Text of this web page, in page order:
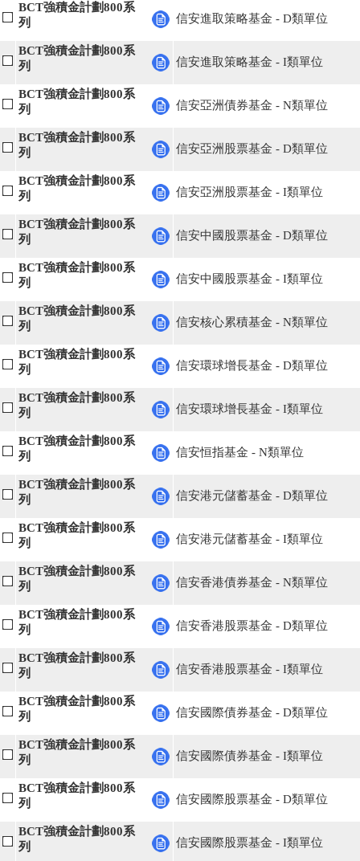
BCT強積金計劃800系
列
信安進取策略基金 - D類單位
BCT強積金計劃800系
列
信安進取策略基金 - I類單位
BCT強積金計劃800系
列
信安亞洲債券基金 - N類單位
BCT強積金計劃800系
列
信安亞洲股票基金 - D類單位
BCT強積金計劃800系
列
信安亞洲股票基金 - I類單位
BCT強積金計劃800系
列
信安中國股票基金 - D類單位
BCT強積金計劃800系
列
信安中國股票基金 - I類單位
BCT強積金計劃800系
列
信安核心累積基金 - N類單位
BCT強積金計劃800系
列
信安環球增長基金 - D類單位
BCT強積金計劃800系
列
信安環球增長基金 - I類單位
BCT強積金計劃800系
列
信安恒指基金 - N類單位
BCT強積金計劃800系
列
信安港元儲蓄基金 - D類單位
BCT強積金計劃800系
列
信安港元儲蓄基金 - I類單位
BCT強積金計劃800系
列
信安香港債券基金 - N類單位
BCT強積金計劃800系
列
信安香港股票基金 - D類單位
BCT強積金計劃800系
列
信安香港股票基金 - I類單位
BCT強積金計劃800系
列
信安國際債券基金 - D類單位
BCT強積金計劃800系
列
信安國際債券基金 - I類單位
BCT強積金計劃800系
列
信安國際股票基金 - D類單位
BCT強積金計劃800系
列
信安國際股票基金 - I類單位